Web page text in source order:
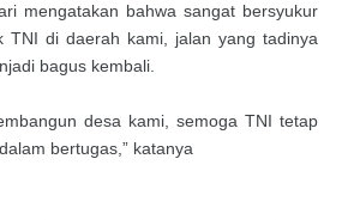
mengatakan bahwa sangat bersyukur
di daerah kami, jalan yang tadinya
bagus kembali.
desa kami, semoga TNI tetap
bertugas,” katanya